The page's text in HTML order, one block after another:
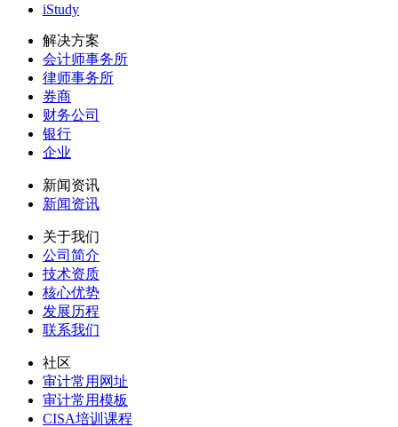
iStudy
解决方案
会计师事务所
律师事务所
券商
财务公司
银行
企业
新闻资讯
新闻资讯
关于我们
公司简介
技术资质
核心优势
发展历程
联系我们
社区
审计常用网址
审计常用模板
CISA培训课程